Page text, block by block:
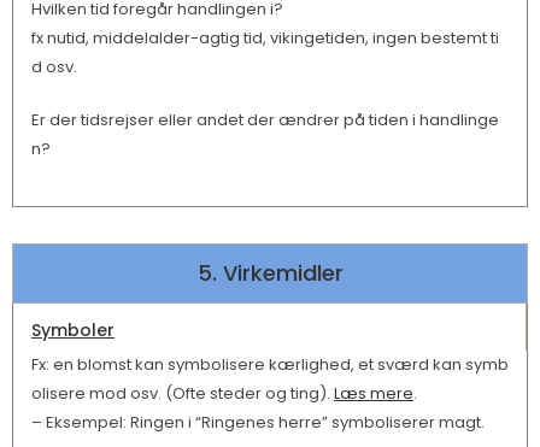
Hvilken tid foregår handlingen i?
fx nutid, middelalder-agtig tid, vikingetiden, ingen bestemt ti
d osv.
Er der tidsrejser eller andet der ændrer på tiden i handlinge
n?
5. Virkemidler
Symboler
Fx: en blomst kan symbolisere kærlighed, et sværd kan symb
olisere mod osv. (Ofte steder og ting). Læs mere.
– Eksempel: Ringen i “Ringenes herre” symboliserer magt.